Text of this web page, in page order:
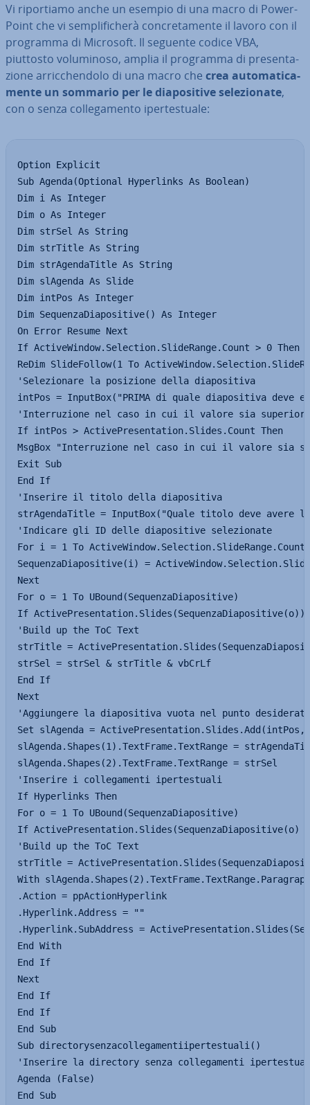
Vi ri­por­tia­mo anche un esempio di una macro di Po­wer­
Point che vi sem­pli­fi­che­rà con­cre­ta­men­te il lavoro con il
programma di Microsoft. Il seguente codice VBA,
piuttosto vo­lu­mi­no­so, amplia il programma di pre­sen­ta­
zio­ne ar­ric­chen­do­lo di una macro che crea au­to­ma­ti­ca­
men­te un sommario per le dia­po­si­ti­ve se­le­zio­na­te,
con o senza col­le­ga­men­to iper­te­stua­le:
Option Explicit
Sub Agenda(Optional Hyperlinks As Boolean)
Dim i As Integer
Dim o As Integer
Dim strSel As String
Dim strTitle As String
Dim strAgendaTitle As String
Dim slAgenda As Slide
Dim intPos As Integer
Dim SequenzaDiapositive() As Integer
On Error Resume Next
If ActiveWindow.Selection.SlideRange.Count > 0 Then
ReDim SlideFollow(1 To
'Selezionare la posizione della diapositiva
intPos = InputBox("PRIMA di quale diapositiva
'Interruzione nel caso in cui il valore sia
If intPos > ActivePresentation.Slides.Count Then
MsgBox "Interruzione nel caso in cui il valore sia
Exit Sub
End If
'Inserire il titolo della diapositiva
strAgendaTitle = InputBox("Quale titolo deve
'Indicare gli ID delle diapositive selezionate
For i = 1 To ActiveWindow.Selection.SlideRange.Count
SequenzaDiapositive(i) =
Next
For o = 1 To UBound(SequenzaDiapositive)
If
'Build up the ToC Text
strTitle =
strSel = strSel & strTitle & vbCrLf
End If
Next
'Aggiungere la diapositiva vuota nel punto
Set slAgenda = ActivePresentation.Slides.Add(intPos,
slAgenda.Shapes(1).TextFrame.TextRange =
slAgenda.Shapes(2).TextFrame.TextRange = strSel
'Inserire i collegamenti ipertestuali
If Hyperlinks Then
For o = 1 To UBound(SequenzaDiapositive)
If ActivePresentation.Slides(SequenzaDiapositive(o)
'Build up the ToC Text
strTitle =
With
.Action = ppActionHyperlink
.Hyperlink.Address = ""
.Hyperlink.SubAddress =
End With
End If
Next
End If
End If
End Sub
Sub directorysenzacollegamentiipertestuali()
'Inserire la directory senza collegamenti
Agenda (False)
End Sub